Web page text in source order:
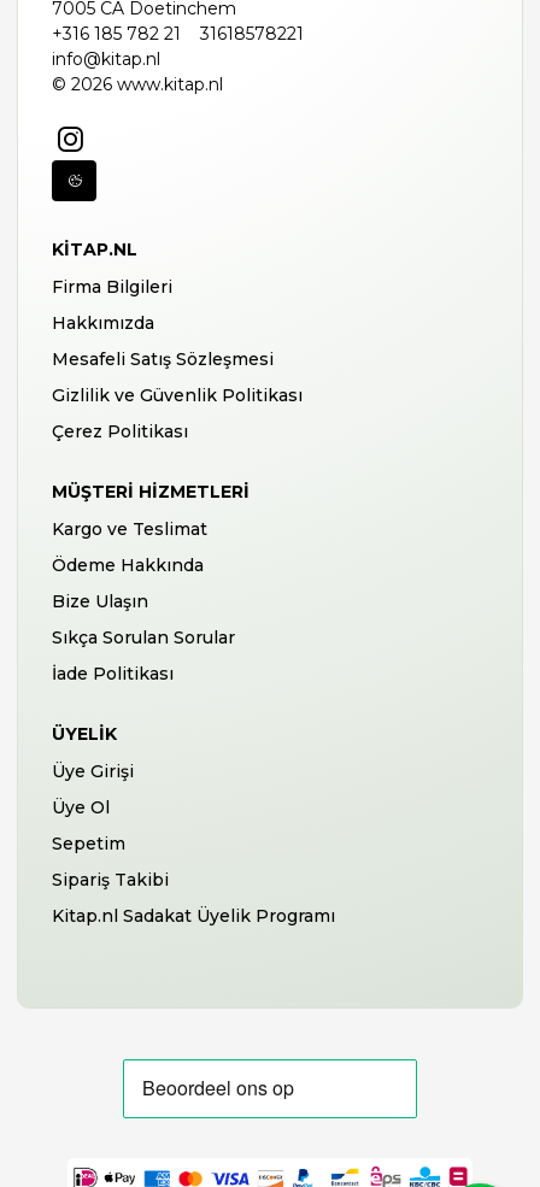
7005 CA Doetinchem
+316 185 782 21
31618578221
info@kitap.nl
© 2026 www.kitap.nl
KITAP.NL
Firma Bilgileri
Hakkımızda
Mesafeli Satış Sözleşmesi
Gizlilik ve Güvenlik Politikası
Çerez Politikası
MÜŞTERI HIZMETLERI
Kargo ve Teslimat
Ödeme Hakkında
Bize Ulaşın
Sıkça Sorulan Sorular
İade Politikası
ÜYELIK
Üye Girişi
Üye Ol
Sepetim
Sipariş Takibi
Kitap.nl Sadakat Üyelik Programı